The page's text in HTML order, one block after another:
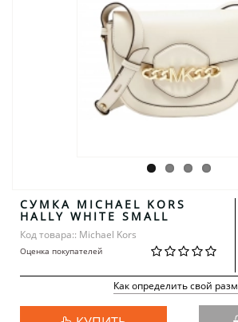
СУМКА MICHAEL KORS
HALLY WHITE SMALL
Код товара:: Michael Kors
Оценка покупателей
Как определить свой